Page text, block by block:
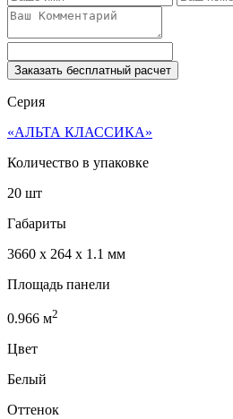
Заказать бесплатный расчет
Серия
«АЛЬТА КЛАССИКА»
Количество в упаковке
20 шт
Габариты
3660 x 264 x 1.1 мм
Площадь панели
0.966 м2
Цвет
Белый
Оттенок